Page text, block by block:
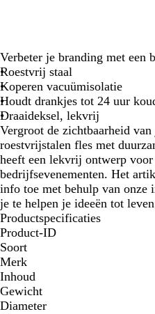
Verbeter je branding met een
Roestvrij staal
Koperen vacuümisolatie
Houdt drankjes tot 24 uur
Draaideksel, lekvrij
Vergroot de zichtbaarheid
roestvrijstalen fles met
heeft een lekvrij ontwerp
bedrijfsevenementen. Het
info toe met behulp van onze
je te helpen je ideeën tot
Productspecificaties
Product-ID
Soort
Merk
Inhoud
Gewicht
Diameter